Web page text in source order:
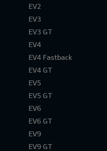
EV2
EV3
EV3 GT
EV4
EV4 Fastback
EV4 GT
EV5
EV5 GT
EV6
EV6 GT
EV9
EV9 GT